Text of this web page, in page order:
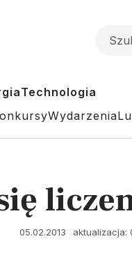
Technologia
Wydarzenia
05.02.2013 aktualizacja: